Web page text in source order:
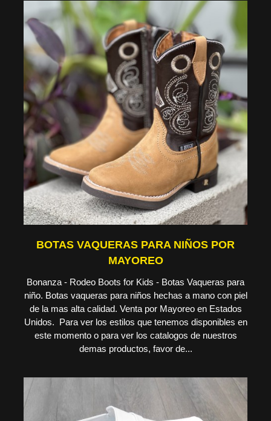
BOTAS VAQUERAS PARA NIÑOS POR
MAYOREO
Bonanza - Rodeo Boots for Kids - Botas Vaqueras para
niño. Botas vaqueras para niños hechas a mano con piel
de la mas alta calidad. Venta por Mayoreo en Estados
Unidos. Para ver los estilos que tenemos disponibles en
este momento o para ver los catalogos de nuestros
demas productos, favor de...